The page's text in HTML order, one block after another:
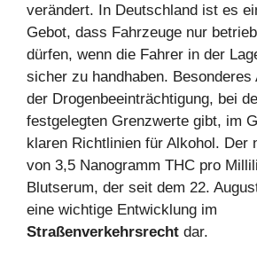
verändert. In Deutschland ist es
Gebot, dass Fahrzeuge nur
dürfen, wenn die Fahrer in der
sicher zu handhaben. Besonderes
der Drogenbeeinträchtigung, bei
festgelegten Grenzwerte gibt, im
klaren Richtlinien für Alkohol. Der
von 3,5 Nanogramm THC pro
Blutserum, der seit dem 22.
eine wichtige Entwicklung im
Straßenverkehrsrecht dar.